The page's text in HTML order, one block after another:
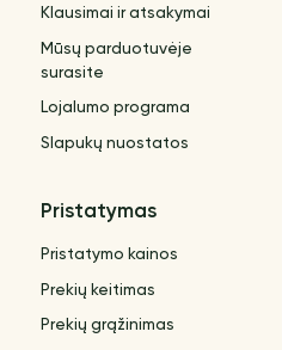
Klausimai ir atsakymai
Mūsų parduotuvėje
surasite
Lojalumo programa
Slapukų nuostatos
Pristatymas
Pristatymo kainos
Prekių keitimas
Prekių grąžinimas